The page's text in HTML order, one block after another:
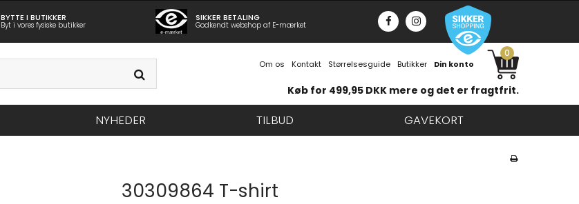
BYTTE I BUTIKKER
Byt i vores fysiske butikker
SIKKER BETALING
Godkendt webshop af E-mærket
Om os Kontakt Størrelsesguide Butikker Din konto
0
Køb for 499,95 DKK mere og det er fragtfrit.
NYHEDER TILBUD GAVEKORT
30309864 T-shirt